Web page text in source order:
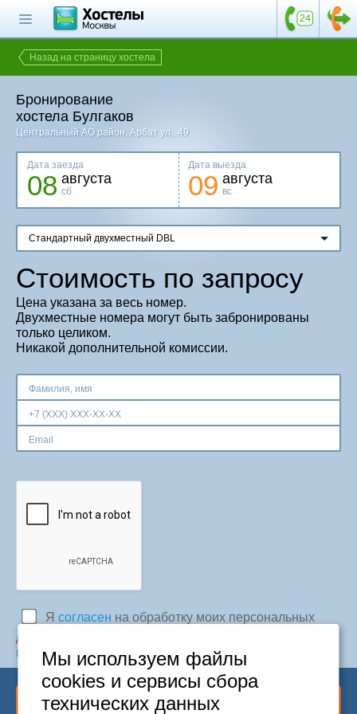
Назад на страницу хостела
Бронирование
хостела Булгаков
Центральный АО район, Арбат ул., 49
Дата заезда
08 августа
сб
Дата выезда
09 августа
вс
Стандартный двухместный DBL
Стоимость по запросу
Цена указана за весь номер.
Двухместные номера могут быть забронированы
только целиком.
Никакой дополнительной комиссии.
Я согласен на обработку моих персональных
данных в соответствии с
конфиденциальности
Отправить заявку
Мы используем файлы
cookies и сервисы сбора
технических данных
Главная страница
Поиск хостела
Отзывы о
хостелах
Каталог хостелов
Как оплатить
Контакты
Наши группы
в социальных сетях
Бесплатный по России
8 (800) 222-58-32
+7 (495) 646-74-40
Петербург
+7 (812) 418-22-18